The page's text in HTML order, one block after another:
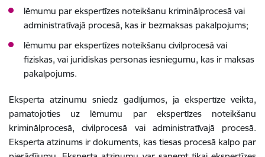
lēmumu par ekspertīzes noteikšanu kriminālprocesā vai
administratīvajā procesā, kas ir bezmaksas pakalpojums;
lēmumu par ekspertīzes noteikšanu civilprocesā vai
fiziskas, vai juridiskas personas iesniegumu, kas ir maksas
pakalpojums.
Eksperta atzinumu sniedz gadījumos, ja ekspertīze veikta,
pamatojoties uz lēmumu par ekspertīzes noteikšanu
kriminālprocesā, civilprocesā vai administratīvajā procesā.
Eksperta atzinums ir dokuments, kas tiesas procesā kalpo par